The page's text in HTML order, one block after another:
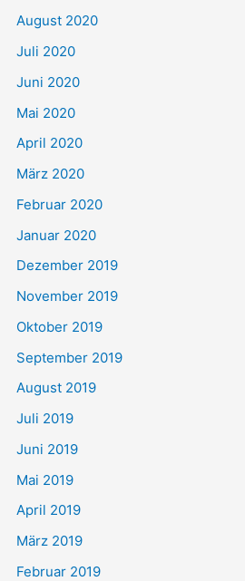
August 2020
Juli 2020
Juni 2020
Mai 2020
April 2020
März 2020
Februar 2020
Januar 2020
Dezember 2019
November 2019
Oktober 2019
September 2019
August 2019
Juli 2019
Juni 2019
Mai 2019
April 2019
März 2019
Februar 2019